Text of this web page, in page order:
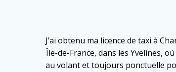
J’ai obtenu ma licence de taxi à
Île-de-France, dans les Yvelines,
au volant et toujours ponctuelle